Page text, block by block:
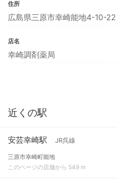
住所
広島県三原市幸崎能地4-10-22
店名
幸崎調剤薬局
近くの駅
安芸幸崎駅 JR呉線
三原市幸崎町能地
このページの店舗から 549 m